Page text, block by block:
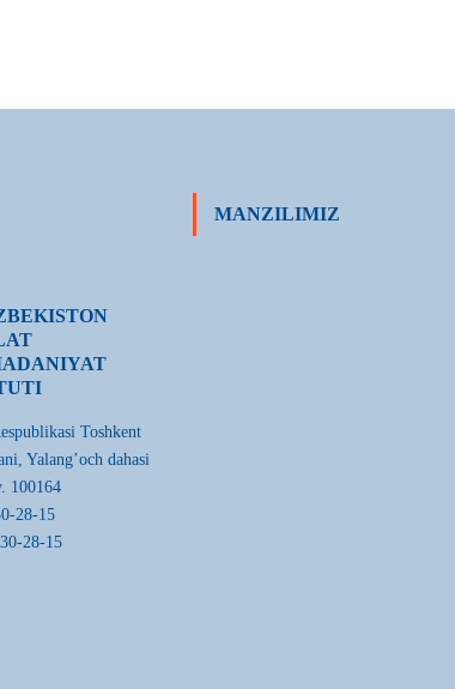
Toshkent
Yalang’och dahasi
100164
28-15
28-15
MANZILIMIZ